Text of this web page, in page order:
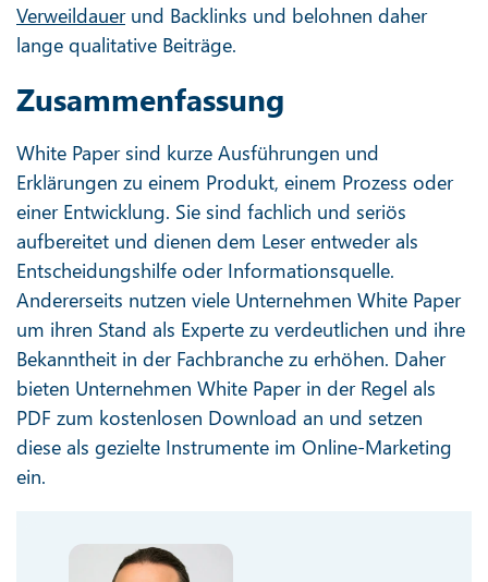
Verweildauerund Backlinks und belohnen daher
lange qualitative Beiträge.
Zusammenfassung
White Paper sind kurze Ausführungen und
Erklärungen zu einem Produkt, einem Prozess oder
einer Entwicklung. Sie sind fachlich und seriös
aufbereitet und dienen dem Leser entweder als
Entscheidungshilfe oder Informationsquelle.
Andererseits nutzen viele Unternehmen White Paper
um ihren Stand als Experte zu verdeutlichen und ihre
Bekanntheit in der Fachbranche zu erhöhen. Daher
bieten Unternehmen White Paper in der Regel als
PDF zum kostenlosen Download an und setzen
diese als gezielte Instrumente im Online-Marketing
ein.